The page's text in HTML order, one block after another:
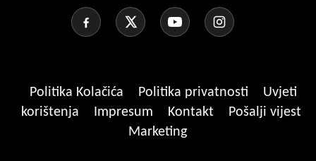
Politika Kolačića Politika privatnosti
Uvjeti
korištenja
Impresum Kontakt
Pošalji vijest
Marketing